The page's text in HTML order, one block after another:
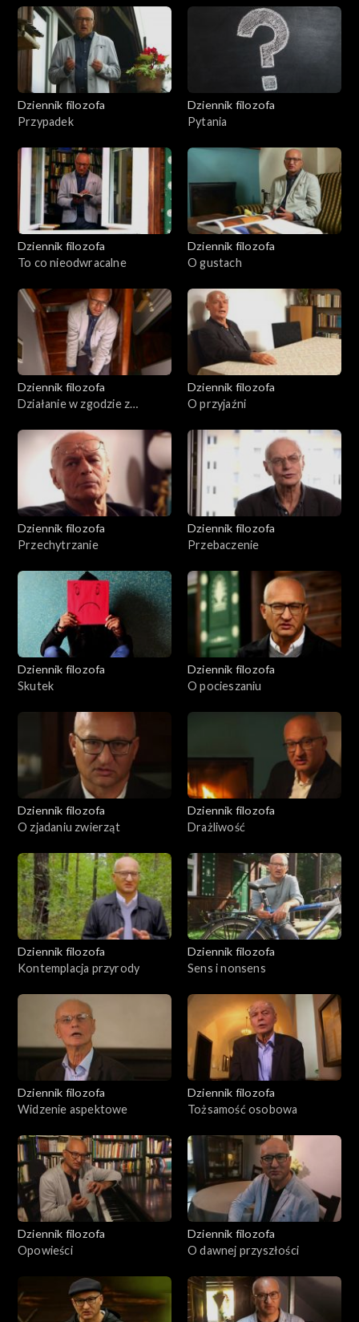
Dziennik filozofa
Przypadek
Dziennik filozofa
Pytania
Dziennik filozofa
To co nieodwracalne
Dziennik filozofa
O gustach
Dziennik filozofa
Działanie w zgodzie z
Dziennik filozofa
O przyjaźni
Dziennik filozofa
Przechytrzanie
Dziennik filozofa
Przebaczenie
Dziennik filozofa
Skutek
Dziennik filozofa
O pocieszaniu
Dziennik filozofa
O zjadaniu zwierząt
Dziennik filozofa
Drażliwość
Dziennik filozofa
Kontemplacja przyrody
Dziennik filozofa
Sens i nonsens
Dziennik filozofa
Widzenie aspektowe
Dziennik filozofa
Tożsamość osobowa
Dziennik filozofa
Opowieści
Dziennik filozofa
O dawnej przyszłości